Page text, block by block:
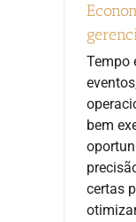
Tempo
bem
certas